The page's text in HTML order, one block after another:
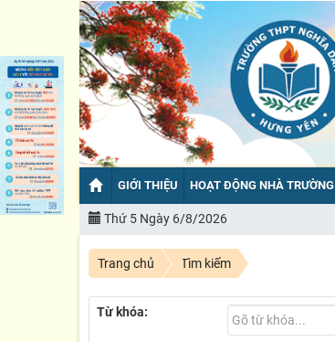
GIỚI THIỆU HOẠT ĐỘNG NHÀ TRƯỜNG
Thứ 5 Ngày 6/8/2026
Trang chủ Tìm kiếm
Từ khóa: